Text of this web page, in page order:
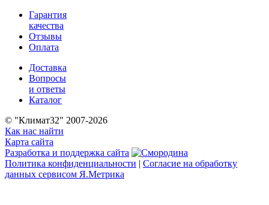
Гарантия
качества
Отзывы
Оплата
Доставка
Вопросы
и ответы
Каталог
© "Климат32" 2007-2026
Как нас найти
Карта сайта
Разработка и поддержка сайта
Политика конфиденциальности | Согласие на обработку
данных сервисом Я.Метрика